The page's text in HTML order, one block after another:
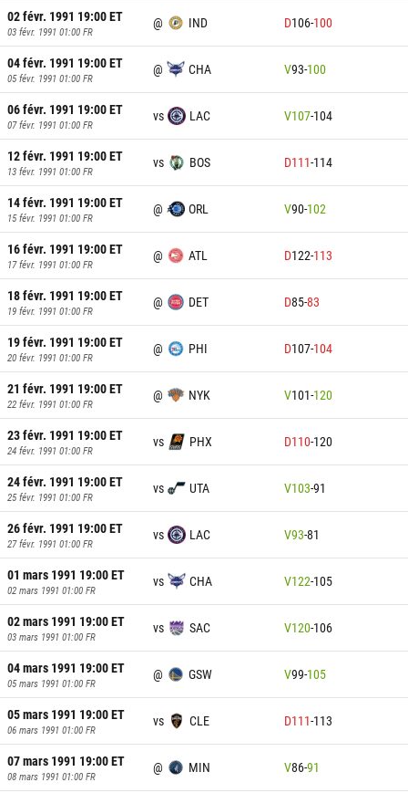
02 févr. 1991 19:00ET
03 févr. 1991 01:00 FR
@ IND D106-100
04 févr. 1991 19:00ET
05 févr. 1991 01:00 FR
@ CHA V93-100
06 févr. 1991 19:00ET
07 févr. 1991 01:00 FR
vs LAC V107-104
12 févr. 1991 19:00ET
13 févr. 1991 01:00 FR
vs BOS D111-114
14 févr. 1991 19:00ET
15 févr. 1991 01:00 FR
@ ORL V90-102
16 févr. 1991 19:00ET
17 févr. 1991 01:00 FR
@ ATL D122-113
18 févr. 1991 19:00ET
19 févr. 1991 01:00 FR
@ DET D85-83
19 févr. 1991 19:00ET
20 févr. 1991 01:00 FR
@ PHI D107-104
21 févr. 1991 19:00ET
22 févr. 1991 01:00 FR
@ NYK V101-120
23 févr. 1991 19:00ET
24 févr. 1991 01:00 FR
vs PHX D110-120
24 févr. 1991 19:00ET
25 févr. 1991 01:00 FR
vs UTA V103-91
26 févr. 1991 19:00ET
27 févr. 1991 01:00 FR
vs LAC V93-81
01 mars 1991 19:00ET
02 mars 1991 01:00 FR
vs CHA V122-105
02 mars 1991 19:00ET
03 mars 1991 01:00 FR
vs SAC V120-106
04 mars 1991 19:00ET
05 mars 1991 01:00 FR
@ GSW V99-105
05 mars 1991 19:00ET
06 mars 1991 01:00 FR
vs CLE D111-113
07 mars 1991 19:00ET
08 mars 1991 01:00 FR
@ MIN V86-91